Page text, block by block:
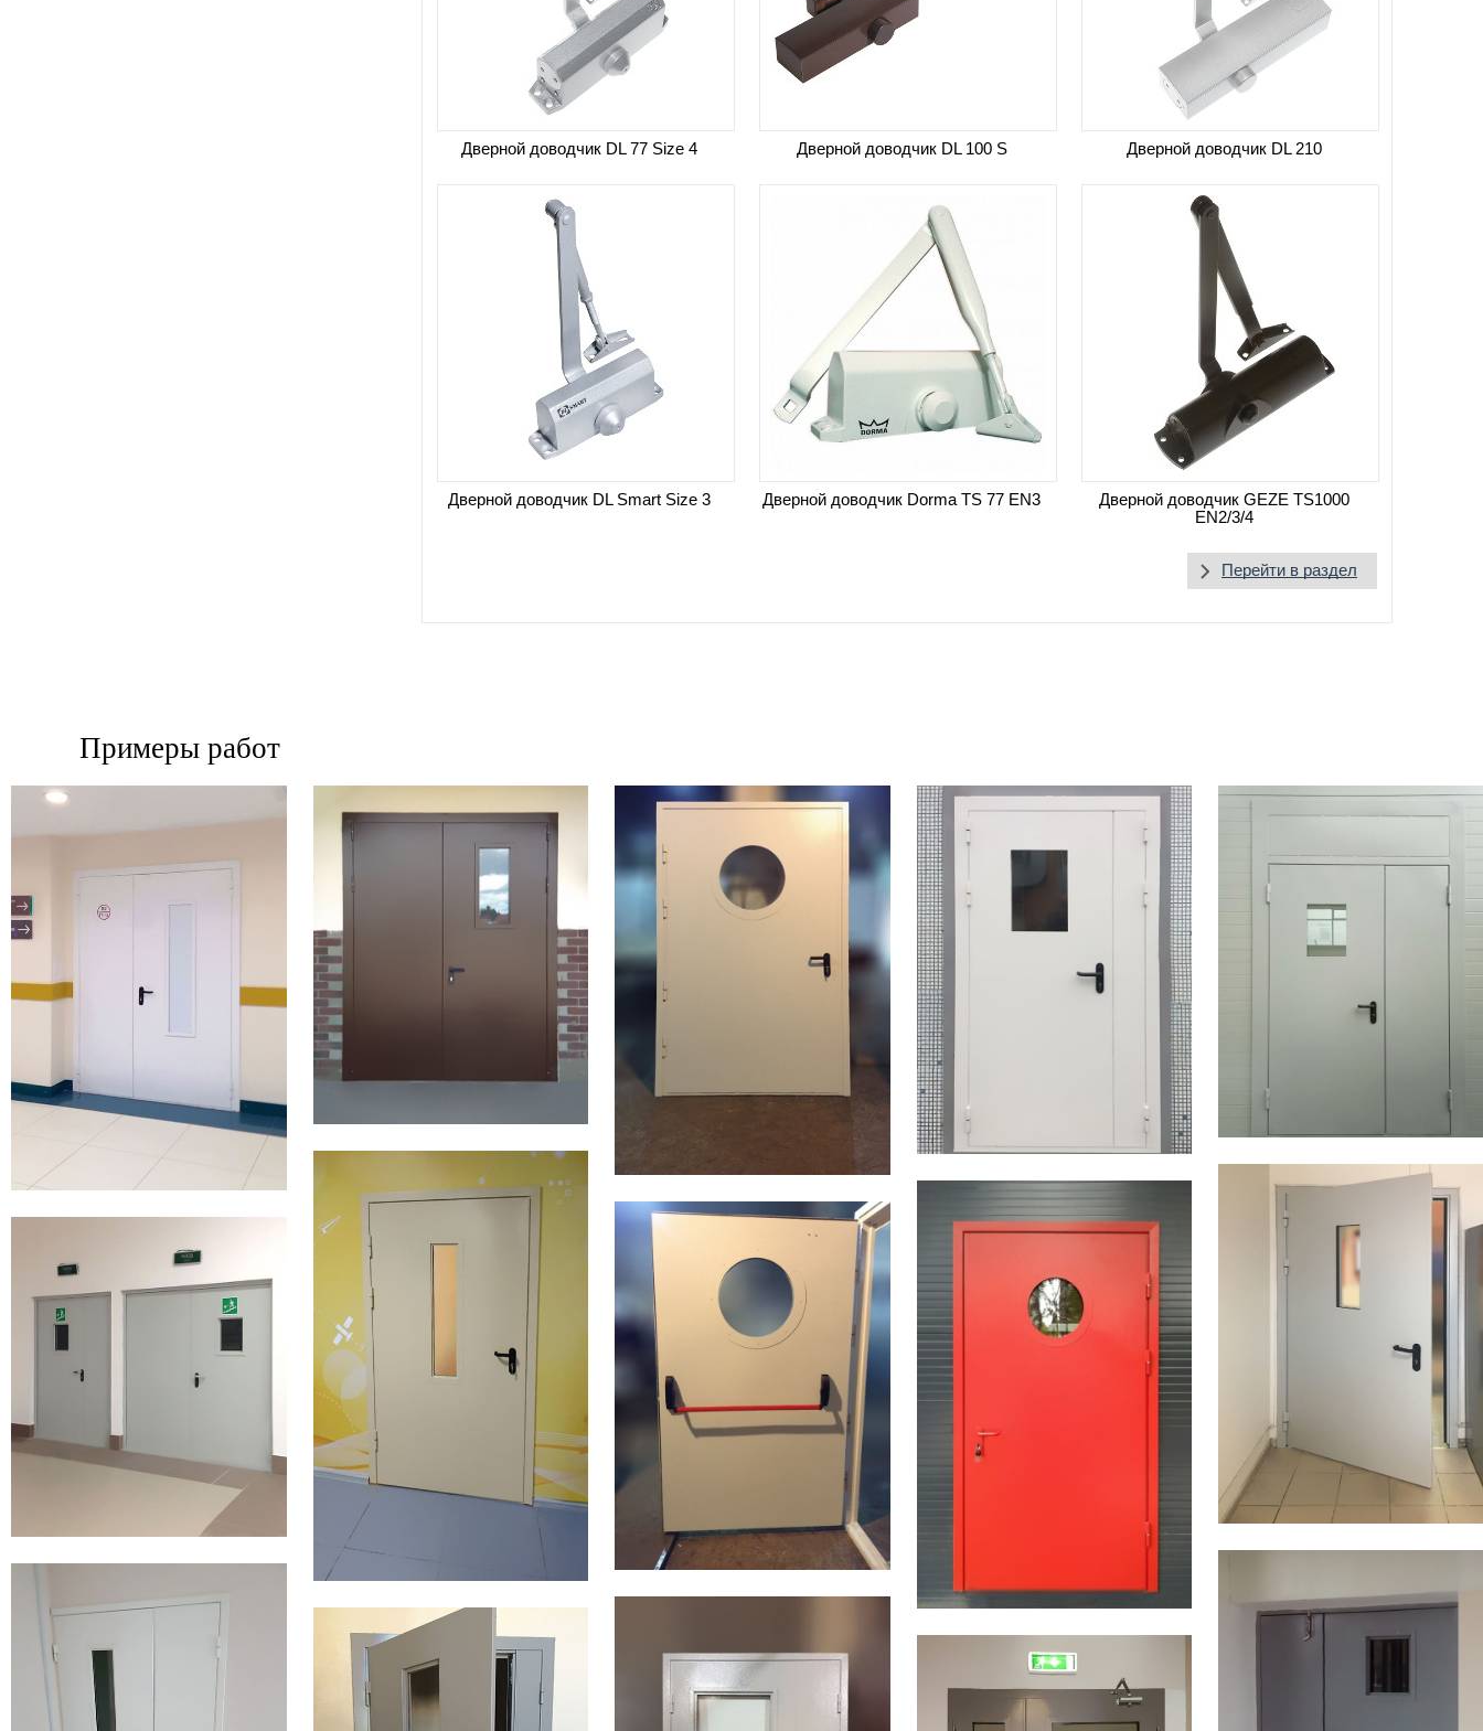
Дверной доводчик DL 77 Size 4 Дверной доводчик DL 100 S Дверной доводчик DL 210
Дверной доводчик DL Smart Size 3 Дверной доводчик Dorma TS 77 EN3
Дверной доводчик GEZE TS1000
EN2/3/4
Перейти в раздел
Примеры работ